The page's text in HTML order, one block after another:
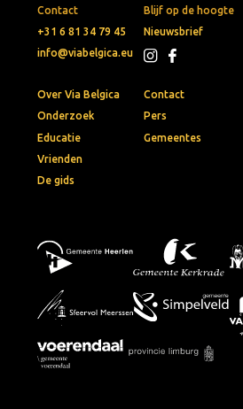
Contact
+31 6 81 34 79 45
info@viabelgica.eu
Blijf op de hoogte
Nieuwsbrief
Over Via Belgica
Onderzoek
Educatie
Vrienden
De gids
Contact
Pers
Gemeentes